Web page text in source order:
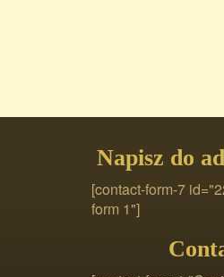
Napisz do
[contact-form-7
form 1"]